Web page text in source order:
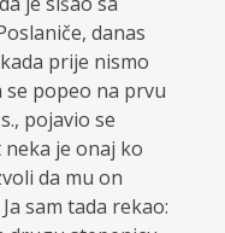
danas
prije nismo
se popeo na prvu
pojavio se
neka je onaj ko
da mu on
sam tada rekao: